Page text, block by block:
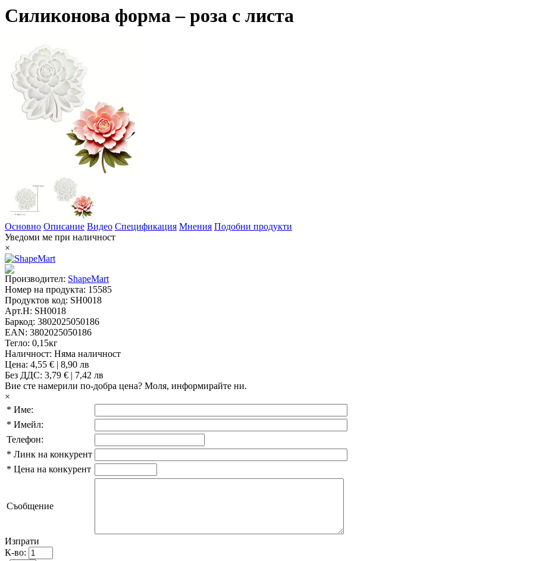
Силиконова форма – роза с листа
Основно Описание Видео Спецификация Мнения Подобни продукти
Уведоми ме при наличност
×
Производител: ShapeMart
Номер на продукта: 15585
Продуктов код: SH0018
Арт.Н: SH0018
Баркод: 3802025050186
EAN: 3802025050186
Тегло: 0,15кг
Наличност: Няма наличност
Цена: 4,55 € | 8,90 лв
Без ДДС: 3,79 € | 7,42 лв
Вие сте намерили по-добра цена? Моля, информирайте ни.
×
* Име:
* Имейл:
Телефон:
* Линк на конкурент
* Цена на конкурент
Съобщение
Изпрати
К-во: